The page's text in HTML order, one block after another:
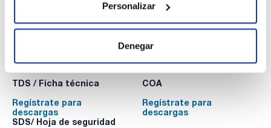
Personalizar
Denegar
Documentación técnica
TDS / Ficha técnica
Regístrate para
descargas
COA
Regístrate para
descargas
SDS/ Hoja de seguridad